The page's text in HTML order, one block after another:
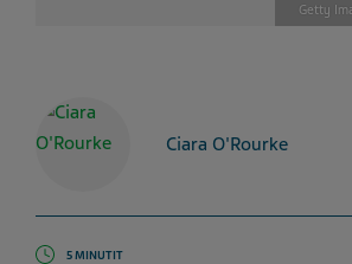
Getty
Ciara O'Rourke
5 MINUTIT